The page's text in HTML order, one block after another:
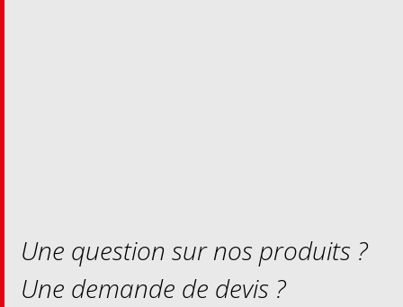
Une question sur nos produits ?
Une demande de devis ?